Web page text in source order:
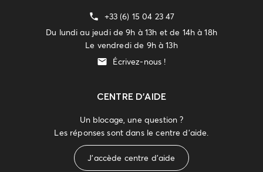
+33 (6) 15 04 23 47
Du lundi au jeudi de 9h à 13h et de 14h à 18h
Le vendredi de 9h à 13h
Écrivez-nous !
CENTRE D'AIDE
Un blocage, une question ?
Les réponses sont dans le centre d'aide.
J'accède centre d'aide